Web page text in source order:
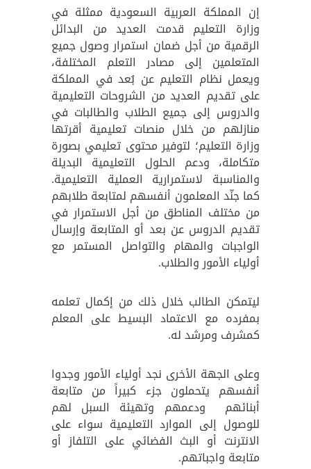
إن المملكة العربية السعودية ممثلة في
وزارة التعليم قدمت العديد من البدائل
الرقمية من أجل ضمان استمرار وصول جميع
المتعلمين إلى مصادر التعلم المختلفة،
ويعمل نظام التعليم عن بُعد في المملكة
على تقديم العديد من الشروحات التعليمية
والدروس إلى جميع الطلاب والطالبات في
منازلهم من خلال منصات تعليمية أقرتها
وزارة التعليم؛ لتوفير محتوى تعليمي بصورة
متكاملة، ودعم الحلول التعليمية البديلة
والمناسبة لاستمرارية العملية التعليمية.
كما جنّد المعلمون أنفسهم لمتابعة طلابهم
من مختلف المناطق من أجل الاستمرار في
تقديم الدروس عن بعد أو المتابعة وإرسال
الواجبات والمهام والتواصل المستمر مع
أولياء الأمور والطلاب.
ليتمكن الطالب خلال ذلك من إكمال تعلمه
بمفرده مع الاعتماد البسيط على المعلم
كمشرف ومرشد له.
وعلى الجهة الأخرى نجد أولياء الأمور وجدوا
أنفسهم يتحملون جزء كبيراً من متابعة
أبنائهم ودعمهم وتهيئة السبل لهم
للوصول إلى الموارد التعليمية سواء على
الانترنت أو البث الفضائي على التلفاز أو
متابعة واجباتهم.